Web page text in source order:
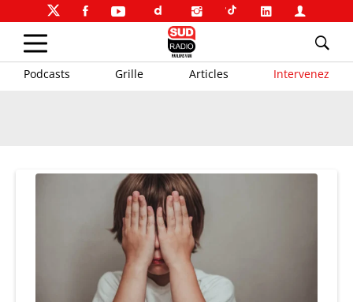
Podcasts Grille Articles Intervenez